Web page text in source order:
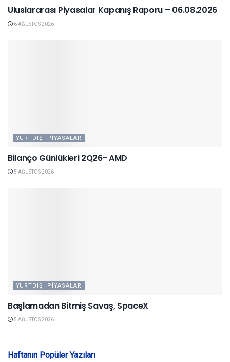
Uluslararası Piyasalar Kapanış Raporu – 06.08.2026
6 AĞUSTOS 2026
YURTDIŞI PIYASALAR
Bilanço Günlükleri 2Q26- AMD
5 AĞUSTOS 2026
YURTDIŞI PIYASALAR
Başlamadan Bitmiş Savaş, SpaceX
5 AĞUSTOS 2026
Haftanın Popüler Yazıları